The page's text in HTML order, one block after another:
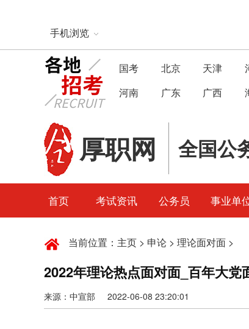
手机浏览
国考 北京 天津
河南
广东 广西
厚职网 全国公
首页 考试资讯 公务员 事业单
当前位置： 主页 > 申论 > 理论面对面 >
2022年理论热点面对面_百年大
来源：中宣部 2022-06-08 23:20:01